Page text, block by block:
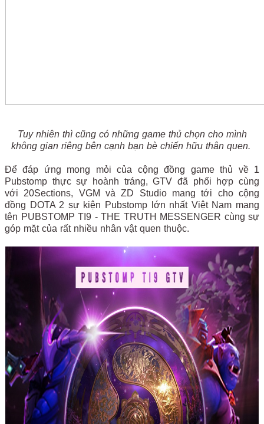
Tuy nhiên thì cũng có những game thủ chọn cho mình
không gian riêng bên cạnh bạn bè chiến hữu thân quen.
Để đáp ứng mong mỏi của cộng đồng game thủ về 1
Pubstomp thực sự hoành tráng, GTV đã phối hợp cùng
với 20Sections, VGM và ZD Studio mang tới cho cộng
đồng DOTA 2 sự kiện Pubstomp lớn nhất Việt Nam mang
tên PUBSTOMP TI9 - THE TRUTH MESSENGER cùng sự
góp mặt của rất nhiều nhân vật quen thuộc.